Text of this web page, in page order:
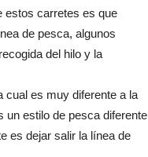
estos carretes es que
de pesca, algunos
del hilo y la
cual es muy diferente a la
un estilo de pesca diferente
es dejar salir la línea de